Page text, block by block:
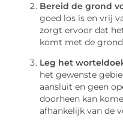
Bereid de grond
goed los is en vrij
zorgt ervoor dat
komt met de
Leg het
het gewenste
aansluit en geen
doorheen kan
afhankelijk van de